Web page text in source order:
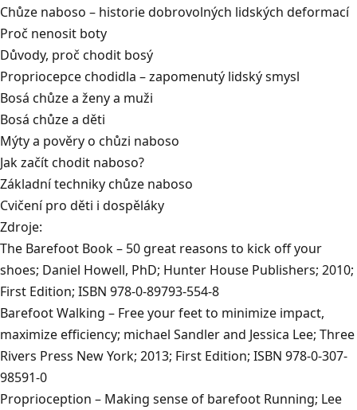
Chůze naboso – historie dobrovolných lidských deformací
Proč nenosit boty
Důvody, proč chodit bosý
Propriocepce chodidla – zapomenutý lidský smysl
Bosá chůze a ženy a muži
Bosá chůze a děti
Mýty a pověry o chůzi naboso
Jak začít chodit naboso?
Základní techniky chůze naboso
Cvičení pro děti i dospěláky
Zdroje:
The Barefoot Book – 50 great reasons to kick off your
shoes; Daniel Howell, PhD; Hunter House Publishers; 2010;
First Edition; ISBN 978-0-89793-554-8
Barefoot Walking – Free your feet to minimize impact,
maximize efficiency; michael Sandler and Jessica Lee; Three
Rivers Press New York; 2013; First Edition; ISBN 978-0-307-
98591-0
Proprioception – Making sense of barefoot Running; Lee